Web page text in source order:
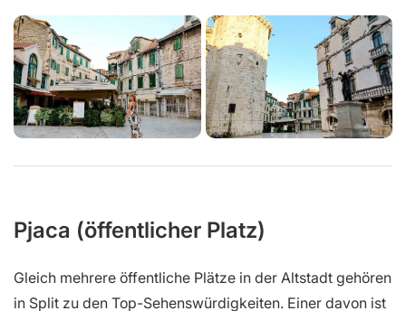
Pjaca (öffentlicher Platz)
Gleich mehrere öffentliche Plätze in der Altstadt gehören
in Split zu den Top-Sehenswürdigkeiten. Einer davon ist